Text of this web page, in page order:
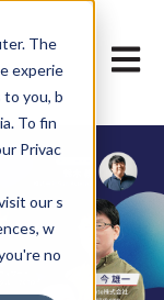
The
experie
to you, b
To fin
Privac
our s
w
no
メイ